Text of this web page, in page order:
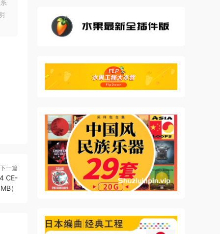
下一篇
CE-
）